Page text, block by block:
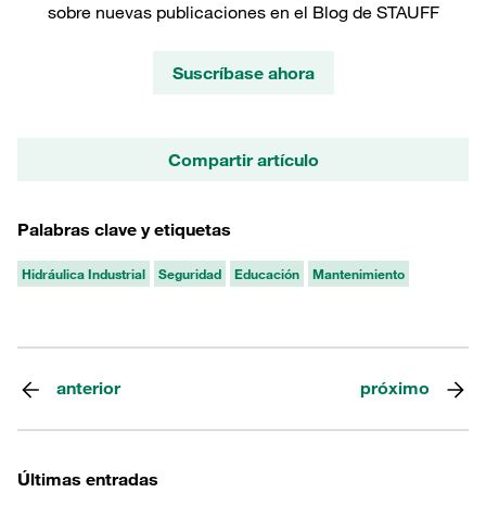
sobre nuevas publicaciones en el Blog de STAUFF
Suscríbase ahora
Compartir artículo
Palabras clave y etiquetas
Hidráulica Industrial Seguridad Educación Mantenimiento
anterior próximo
Últimas entradas